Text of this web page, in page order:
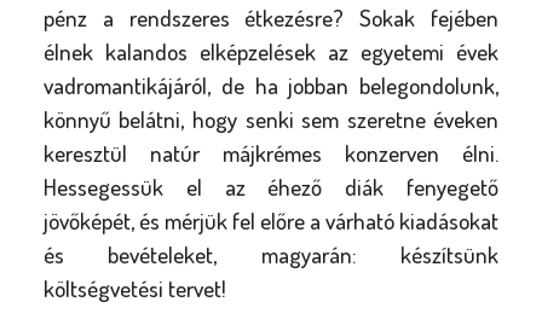
pénz a rendszeres étkezésre? Sokak fejében
élnek kalandos elképzelések az egyetemi évek
vadromantikájáról, de ha jobban belegondolunk,
könnyű belátni, hogy senki sem szeretne éveken
keresztül natúr májkrémes konzerven élni.
Hessegessük el az éhező diák fenyegető
jövőképét, és mérjük fel előre a várható kiadásokat
és bevételeket, magyarán: készítsünk
költségvetési tervet!